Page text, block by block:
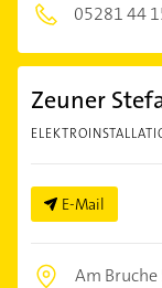
05281 44
Zeuner
E-Mail
Am Bruche